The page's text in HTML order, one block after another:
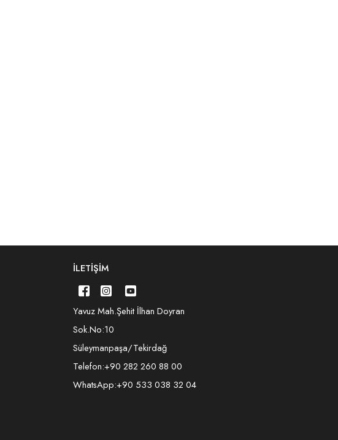
İLETIŞIM
Yavuz Mah.Şehit İlhan Doyran
Sok.No:10
Süleymanpaşa/Tekirdağ
Telefon:+90 282 260 88 00
WhatsApp:+90 533 038 32 04